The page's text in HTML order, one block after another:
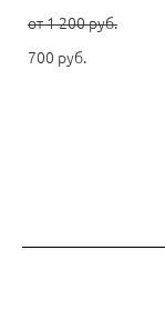
от 1 200 pуб.
700 pуб.